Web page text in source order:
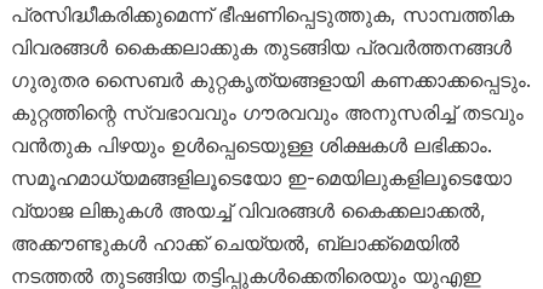
പ്രസിദ്ധീകരിക്കുമെന്ന് ഭീഷണിപ്പെടുത്തുക, സാമ്പത്തിക
വിവരങ്ങൾ കൈക്കലാക്കുക തുടങ്ങിയ പ്രവർത്തനങ്ങൾ
ഗുരുതര സൈബർ കുറ്റകൃത്യങ്ങളായി കണക്കാക്കപ്പെടും.
കുറ്റത്തിന്റെ സ്വഭാവവും ഗൗരവവും അനുസരിച്ച് തടവും
വൻതുക പിഴയും ഉൾപ്പെടെയുള്ള ശിക്ഷകൾ ലഭിക്കാം.
സമൂഹമാധ്യമങ്ങളിലൂടെയോ ഇ-മെയിലുകളിലൂടെയോ
വ്യാജ ലിങ്കുകൾ അയച്ച് വിവരങ്ങൾ കൈക്കലാക്കൽ,
അക്കൗണ്ടുകൾ ഹാക്ക് ചെയ്യൽ, ബ്ലാക്ക്‌മെയിൽ
നടത്തൽ തുടങ്ങിയ തട്ടിപ്പുകൾക്കെതിരെയും യുഎഇ